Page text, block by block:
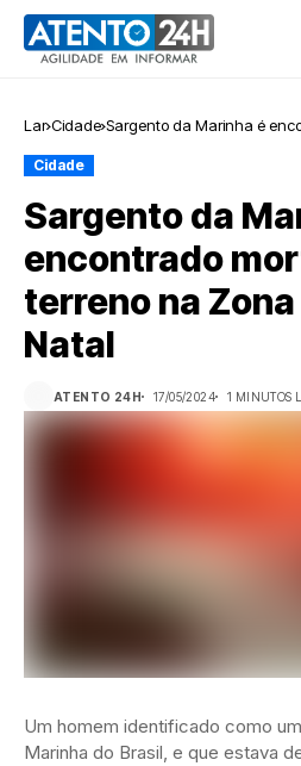
Lar Cidade Sargento da Marinha é
Cidade
Sargento da
encontrado
terreno na
Natal
ATENTO 24H 17/05/2024 1 MINUTOS
Um homem identificado como
Marinha do Brasil, e que estava